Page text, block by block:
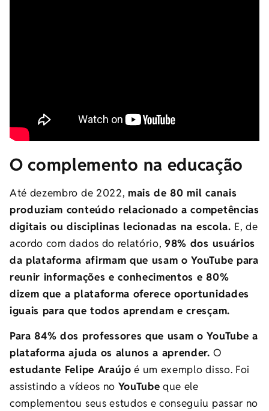
O complemento na educação
Até dezembro de 2022, mais de 80 mil canais
produziam conteúdo relacionado a competências
digitais ou disciplinas lecionadas na escola. E, de
acordo com dados do relatório,98% dos usuários
da plataforma afirmam que usam o YouTube para
reunir informações e conhecimentos e 80%
dizem que a plataforma oferece oportunidades
iguais para que todos aprendam e cresçam.
Para 84% dos professores que usam o YouTube a
plataforma ajuda os alunos a aprender. O
estudante Felipe Araújo é um exemplo disso. Foi
assistindo a vídeos no YouTube que ele
complementou seus estudos e conseguiu passar no